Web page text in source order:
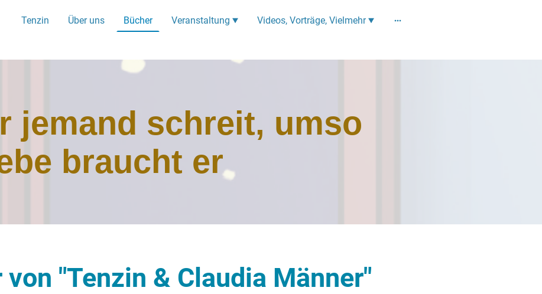
Tenzin Über uns Bücher Veranstaltung Videos, Vorträge, Vielmehr
jemand schreit, umso
braucht er
von "Tenzin & Claudia Männer"